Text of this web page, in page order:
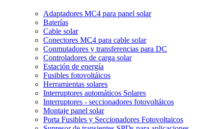
Adaptadores MC4 para panel solar
Baterías
Cable solar
Conectores MC4 para cable solar
Conmutadores y transferencias para DC
Controladores de carga solar
Estación de energía
Fusibles fotovoltáicos
Herramientas solares
Interruptores automáticos Solares
Interruptores - seccionadores fotovoltáicos
Montaje panel solar
Porta Fusibles y Seccionadores Fotovoltaicos